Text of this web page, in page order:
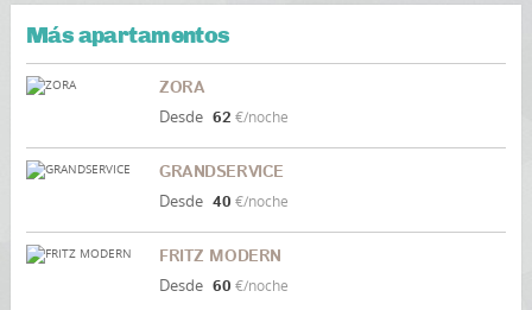
Más apartamentos
ZORA
Desde 62 €/noche
GRANDSERVICE
Desde 40 €/noche
FRITZ MODERN
Desde 60 €/noche